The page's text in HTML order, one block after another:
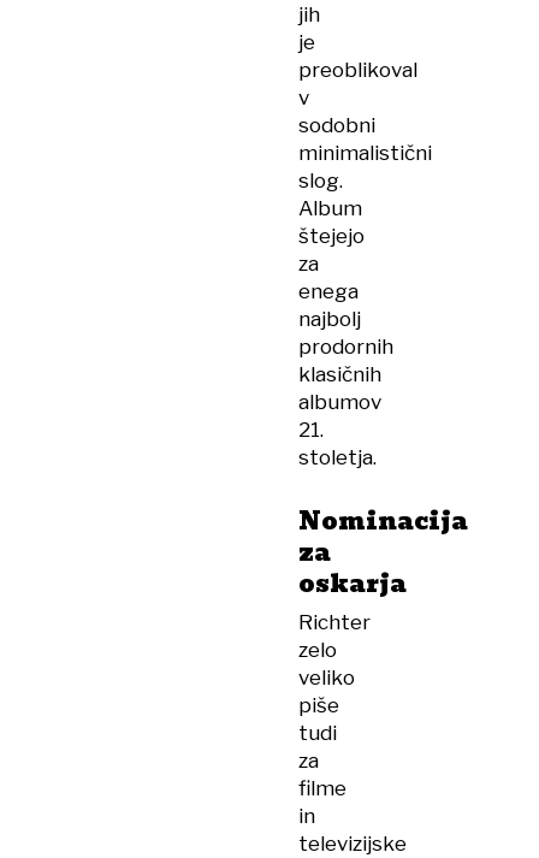
jih
je
preoblikoval
v
sodobni
minimalistični
slog.
Album
štejejo
za
enega
najbolj
prodornih
klasičnih
albumov
21.
stoletja.
Nominacija
za
oskarja
Richter
zelo
veliko
piše
tudi
za
filme
in
televizijske